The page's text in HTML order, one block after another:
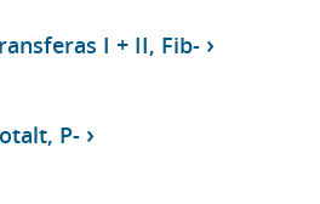
I + II, Fib-
P-